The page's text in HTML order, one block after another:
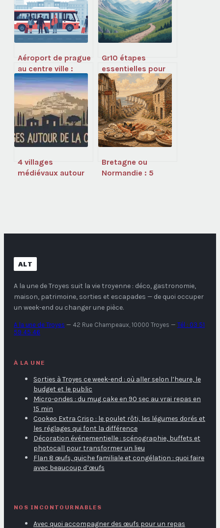
Aéroport de prague
au centre ville :
tous les moyens
pour s’y rendre
Gr10 étapes
essentielles pour
préparer et réussir
votre traversée
4 villages
médiévaux autour
Bretagne ou
Normandie : 5
ALT
A la une de Troyes suit la vie troyenne : déco, gastronomie,
maison, patrimoine, sorties et escapades — de quoi occuper
un week-end ou changer une pièce.
A la une de Troyes — 42 Rue Champeaux, 10000 Troyes — Tél : 03 51
59 45 46
À LA UNE
Sorties à Troyes ce week-end : où aller selon l’heure, le
budget et le public
Micro-ondes : du mug cake en 90 sec au vrai repas en
15 min
Cookeo Extra Crisp : le poulet rôti, les légumes dorés et
les réglages qui font la différence
Décoration événementielle : scénographie, buffets et
photocall pour transformer un lieu
Flan 8 œufs, quiche familiale et congélation : quoi faire
avec beaucoup d’œufs
NOS INCONTOURNABLES
Avec quoi accompagner des œufs pour un repas